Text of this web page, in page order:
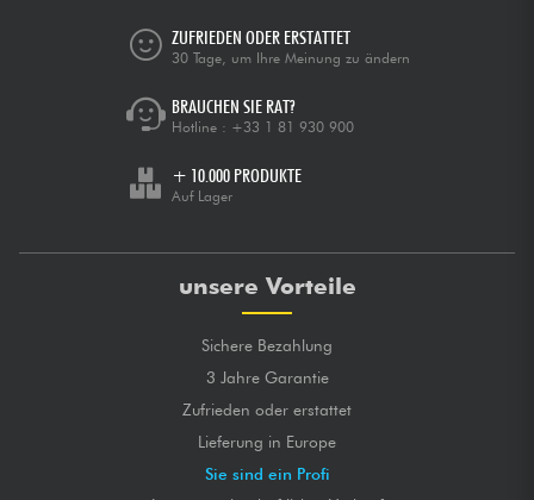
ZUFRIEDEN ODER ERSTATTET
30 Tage, um Ihre Meinung zu ändern
BRAUCHEN SIE RAT?
Hotline : +33 1 81 930 900
+ 10.000 PRODUKTE
Auf Lager
unsere Vorteile
Sichere Bezahlung
3 Jahre Garantie
Zufrieden oder erstattet
Lieferung in Europe
Sie sind ein Profi